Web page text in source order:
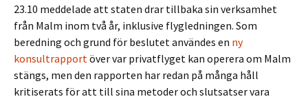
23.10 meddelade att staten drar tillbaka sin verksamhet
från Malm inom två år, inklusive flygledningen. Som
beredning och grund för beslutet användes en ny
konsultrapportöver var privatflyget kan operera om Malm
stängs, men den rapporten har redan på många håll
kritiserats för att till sina metoder och slutsatser vara